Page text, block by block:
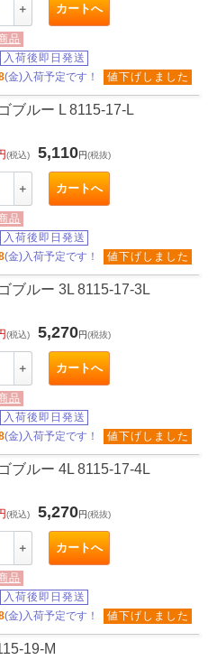
＋ カートへ
品
入荷後即日発送
(金)入荷予定です！ 値下げしました
ブルー L 8115-17-L
(税込) 5,110円(税抜)
＋ カートへ
品
入荷後即日発送
(金)入荷予定です！ 値下げしました
ブルー 3L 8115-17-3L
(税込) 5,270円(税抜)
＋ カートへ
品
入荷後即日発送
(金)入荷予定です！ 値下げしました
ブルー 4L 8115-17-4L
(税込) 5,270円(税抜)
＋ カートへ
品
入荷後即日発送
(金)入荷予定です！ 値下げしました
19-M